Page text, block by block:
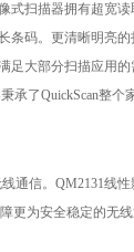
式扫描器拥有超宽
条码。更清晰明亮
足大部分扫描应用
承了QuickScan整个
通信。QM2131线
更为安全稳定的无线